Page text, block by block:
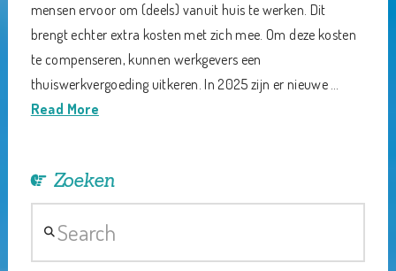
mensen ervoor om (deels) vanuit huis te werken. Dit
brengt echter extra kosten met zich mee. Om deze kosten
te compenseren, kunnen werkgevers een
thuiswerkvergoeding uitkeren. In 2025 zijn er nieuwe …
Read More
Zoeken